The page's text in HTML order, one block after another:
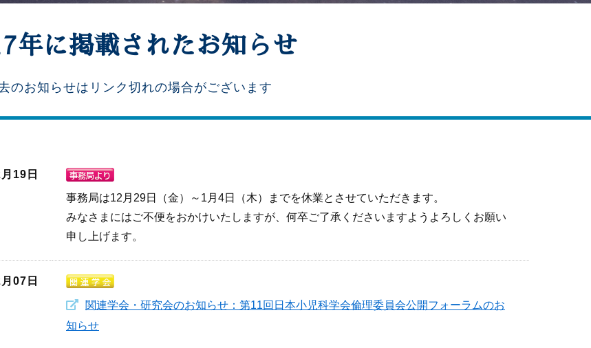
年に掲載されたお知らせ
のお知らせはリンク切れの場合がございます
19日
事務局は12月29日（金）～1月4日（木）までを休業とさせていただきます。
みなさまにはご不便をおかけいたしますが、何卒ご了承くださいますようよろしくお願い
申し上げます。
07日
関連学会・研究会のお知らせ：第11回日本小児科学会倫理委員会公開フォーラムのお
知らせ